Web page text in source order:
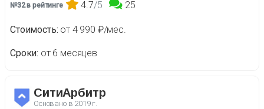
№32 в рейтинге 4.7/5 25
Стоимость от 4 990 ₽/мес.
Сроки от 6 месяцев
СитиАрбитр
Основано в 2019 г.